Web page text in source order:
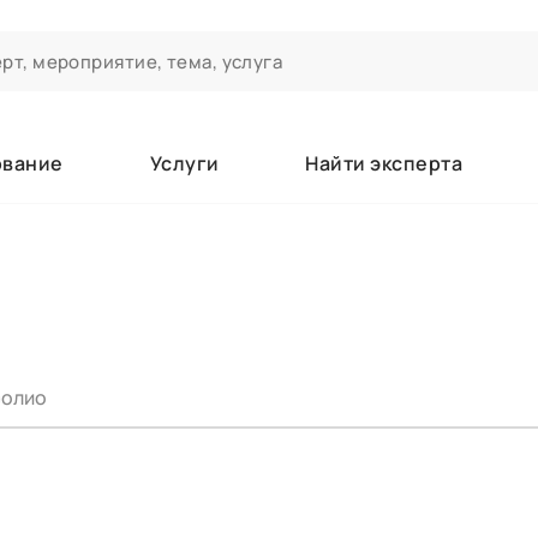
Услуги Найти эксперта
вы зачисляетесь/уже зачислены в качестве